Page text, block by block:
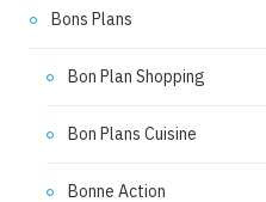
Bons Plans
Bon Plan Shopping
Bon Plans Cuisine
Bonne Action